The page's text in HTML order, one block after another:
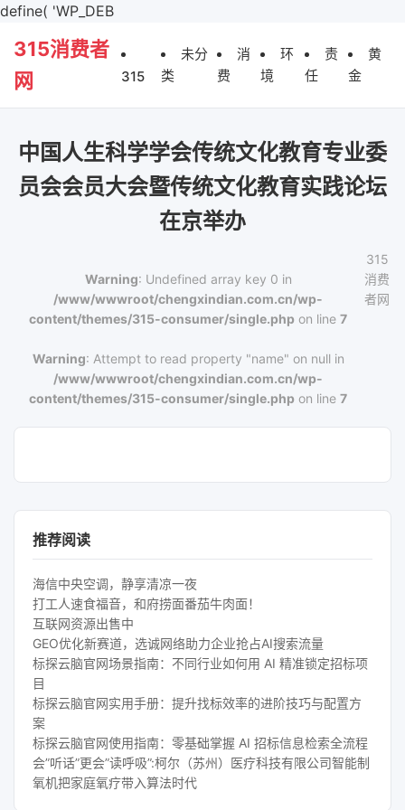
define( 'WP_DEB
315消费者
网
315
未分
类
消
费
环
境
责
任
黄
金
中国人生科学学会传统文化教育专业委
员会会员大会暨传统文化教育实践论坛
在京举办
Warning: Undefined array key 0 in
/www/wwwroot/chengxindian.com.cn/wp-
content/themes/315-consumer/single.php on line7
Warning: Attempt to read property "name" on null in
/www/wwwroot/chengxindian.com.cn/wp-
content/themes/315-consumer/single.php on line7
315
消费
者网
推荐阅读
海信中央空调，静享清凉一夜
打工人速食福音，和府捞面番茄牛肉面！
互联网资源出售中
GEO优化新赛道，选诚网络助力企业抢占AI搜索流量
标探云脑官网场景指南：不同行业如何用 AI 精准锁定招标项
目
标探云脑官网实用手册：提升找标效率的进阶技巧与配置方
案
标探云脑官网使用指南：零基础掌握 AI 招标信息检索全流程
会”听话”更会”读呼吸”:柯尔（苏州）医疗科技有限公司智能制
氧机把家庭氧疗带入算法时代